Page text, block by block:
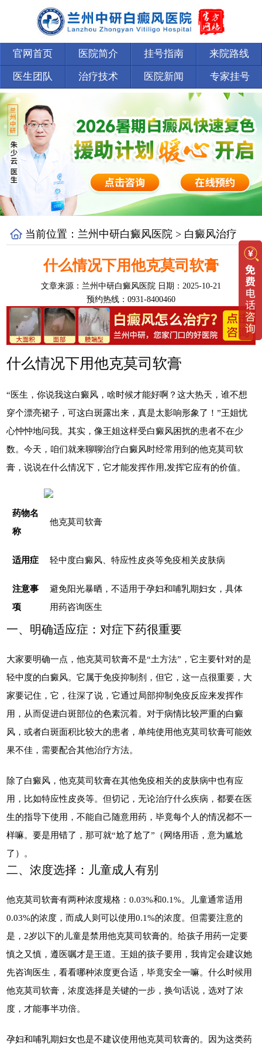
官网首页 医院简介 挂号指南 来院路线
医生团队 治疗技术 医院新闻 专家挂号
当前位置： 兰州中研白癜风医院 > 白癜风治疗
什么情况下用他克莫司软膏
文章来源： 兰州中研白癜风医院 日期：2025-10-21
预约热线：0931-8400460
什么情况下用他克莫司软膏
“医生，你说我这白癜风，啥时候才能好啊？这大热天，谁不想
穿个漂亮裙子，可这白斑露出来，真是太影响形象了！”王姐忧
心忡忡地问我。其实，像王姐这样受白癜风困扰的患者不在少
数。今天，咱们就来聊聊治疗白癜风时经常用到的他克莫司软
膏，说说在什么情况下，它才能发挥作用,发挥它应有的价值。
药物名
称
他克莫司软膏
适用症 轻中度白癜风、特应性皮炎等免疫相关皮肤病
注意事
项
避免阳光暴晒，不适用于孕妇和哺乳期妇女，具体
用药咨询医生
一、明确适应症：对症下药很重要
大家要明确一点，他克莫司软膏不是“土方法”，它主要针对的是
轻中度的白癜风。它属于免疫抑制剂，但它，这一点很重要，大
家要记住，它，往深了说，它通过局部抑制免疫反应来发挥作
用，从而促进白斑部位的色素沉着。对于病情比较严重的白癜
风，或者白斑面积比较大的患者，单纯使用他克莫司软膏可能效
果不佳，需要配合其他治疗方法。
除了白癜风，他克莫司软膏在其他免疫相关的皮肤病中也有应
用，比如特应性皮炎等。但切记，无论治疗什么疾病，都要在医
生的指导下使用，不能自己随意用药，毕竟每个人的情况都不一
样嘛。要是用错了，那可就“尬了尬了”（网络用语，意为尴尬
了）。
二、浓度选择：儿童成人有别
他克莫司软膏有两种浓度规格：0.03%和0.1%。儿童通常适用
0.03%的浓度，而成人则可以使用0.1%的浓度。但需要注意的
是，2岁以下的儿童是禁用他克莫司软膏的。给孩子用药一定要
慎之又慎，遵医嘱才是王道。王姐的孩子要用，我肯定会建议她
先咨询医生，看看哪种浓度更合适，毕竟安全一嘛。什么时候用
他克莫司软膏，浓度选择是关键的一步，换句话说，选对了浓
度，才能事半功倍。
孕妇和哺乳期妇女也是不建议使用他克莫司软膏的。因为这类药